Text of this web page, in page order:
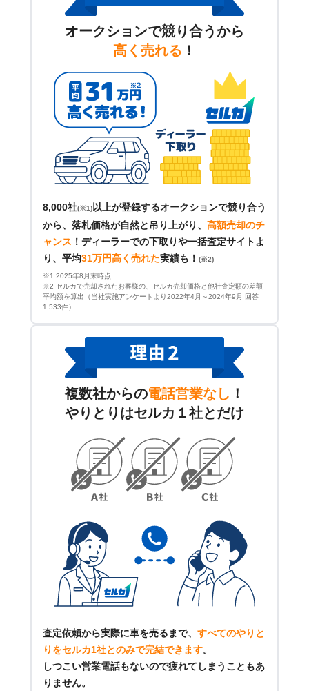
オークションで競り合うから
高く売れる ！
8,000社(※1) 以上が登録するオークションで競り合う
から、落札価格が自然と吊り上がり、 高額売却のチ
ャンス ！ ディーラーでの下取りや一括査定サイトよ
り、平均31万円高く売れた実績も！ (※2)
※1 2025年8月末時点
※2 セルカで売却されたお客様の、セルカ売却価格と他社査定額の差額
平均額を算出（当社実施アンケートより2022年4月～2024年9月 回答
1,533件）
複数社からの電話営業なし ！
やりとりはセルカ１社とだけ
査定依頼から実際に車を売るまで、 すべてのやりと
りをセルカ1社とのみで完結できます。
しつこい営業電話もないので疲れてしまうこともあ
りません。